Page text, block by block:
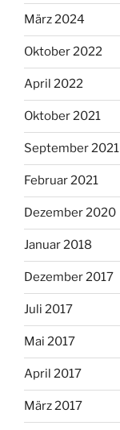
März 2024
Oktober 2022
April 2022
Oktober 2021
September 2021
Februar 2021
Dezember 2020
Januar 2018
Dezember 2017
Juli 2017
Mai 2017
April 2017
März 2017